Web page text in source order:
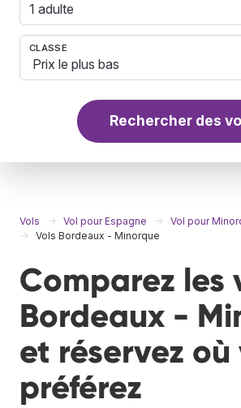
1 adulte
CLASSE
Rechercher des
Vols Vol pour Espagne
Vol pour
Vols Bordeaux - Minorque
Comparez les
Bordeaux -
et réservez où
préférez